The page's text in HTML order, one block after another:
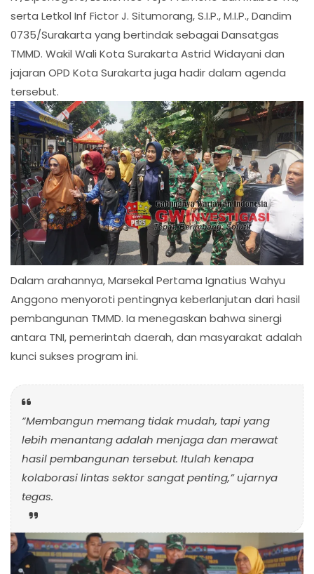
serta Letkol Inf Fictor J. Situmorang, S.I.P., M.I.P., Dandim
0735/Surakarta yang bertindak sebagai Dansatgas
TMMD. Wakil Wali Kota Surakarta Astrid Widayani dan
jajaran OPD Kota Surakarta juga hadir dalam agenda
tersebut.
Dalam arahannya, Marsekal Pertama Ignatius Wahyu
Anggono menyoroti pentingnya keberlanjutan dari hasil
pembangunan TMMD. Ia menegaskan bahwa sinergi
antara TNI, pemerintah daerah, dan masyarakat adalah
kunci sukses program ini.
“Membangun memang tidak mudah, tapi yang
lebih menantang adalah menjaga dan merawat
hasil pembangunan tersebut. Itulah kenapa
kolaborasi lintas sektor sangat penting,” ujarnya
tegas.